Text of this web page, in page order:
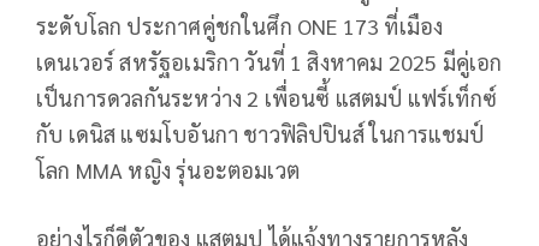
ระดับโลก ประกาศคู่ชกในศึก ONE 173 ที่เมือง
เดนเวอร์ สหรัฐอเมริกา วันที่ 1 สิงหาคม 2025 มีคู่เอก
เป็นการดวลกันระหว่าง 2 เพื่อนซี้ แสตมป์ แฟร์เท็กซ์
กับ เดนิส แซมโบอันกา ชาวฟิลิปปินส์ ในการแชมป์
โลก MMA หญิง รุ่นอะตอมเวต
อย่างไรก็ดีตัวของ แสตมป ได้แจ้งทางรายการหลัง